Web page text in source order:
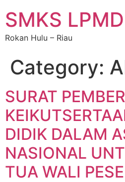
SMKS
Rokan Hulu – Riau
Category:
SURAT
DIDIK DALAM
NASIONAL
TUA WALI